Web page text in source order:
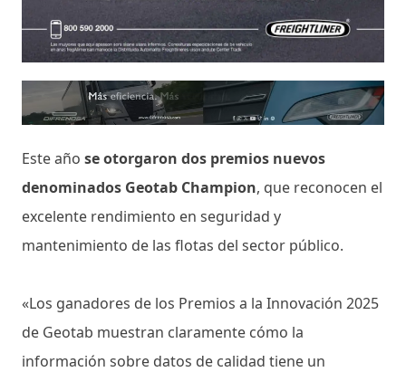
Este año se otorgaron dos premios nuevos
denominados Geotab Champion, que reconocen el
excelente rendimiento en seguridad y
mantenimiento de las flotas del sector público.
«Los ganadores de los Premios a la Innovación 2025
de Geotab muestran claramente cómo la
información sobre datos de calidad tiene un